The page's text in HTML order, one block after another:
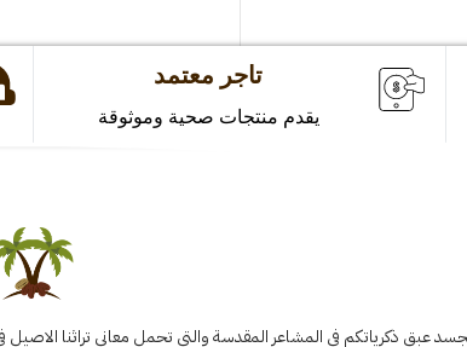
تاجر معتمد
يقدم منتجات صحية وموثوقة
عبق ذكرياتكم في المشاعر المقدسة والتي تحمل معاني تراثنا